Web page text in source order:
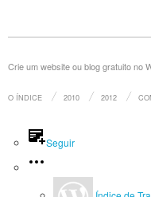
Crie um website ou blog gratuito no
O ÍNDICE 2010 2012
Seguir